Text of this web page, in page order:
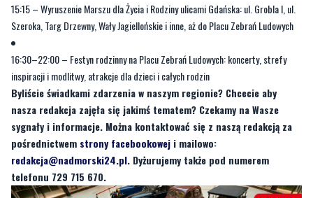
15:00 – Rozpoczęcie wspólnej koronki do Bożego Miłosierdzia w Kaplicy
Królewskiej
15:15 – Wyruszenie Marszu dla Życia i Rodziny ulicami Gdańska: ul. Grobla I, ul.
Szeroka, Targ Drzewny, Wały Jagiellońskie i inne, aż do Placu Zebrań Ludowych
16:30–22:00 – Festyn rodzinny na Placu Zebrań Ludowych: koncerty, strefy
inspiracji i modlitwy, atrakcje dla dzieci i całych rodzin
Byliście świadkami zdarzenia w naszym regionie? Chcecie aby
nasza redakcja zajęła się jakimś tematem? Czekamy na Wasze
sygnały i informacje. Można kontaktować się z naszą redakcją za
pośrednictwemstrony facebookoweji mailowo: